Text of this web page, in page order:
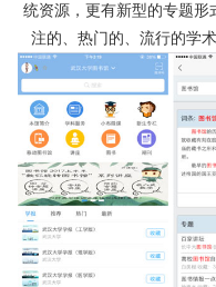
统资源，更有新型的专题
注的、热门的、流行的学